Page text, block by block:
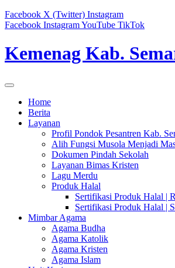
Facebook X (Twitter) Instagram
Facebook InstagramYouTube TikTok
Kemenag Kab.
Home
Berita
Layanan
Profil Pondok Pesantren Kab.
Alih Fungsi Musola Menjadi
Dokumen Pindah Sekolah
Layanan Bimas Kristen
Lagu Merdu
Produk Halal
Sertifikasi Produk Halal |
Sertifikasi Produk Halal |
Mimbar Agama
Agama Budha
Agama Katolik
Agama Kristen
Agama Islam